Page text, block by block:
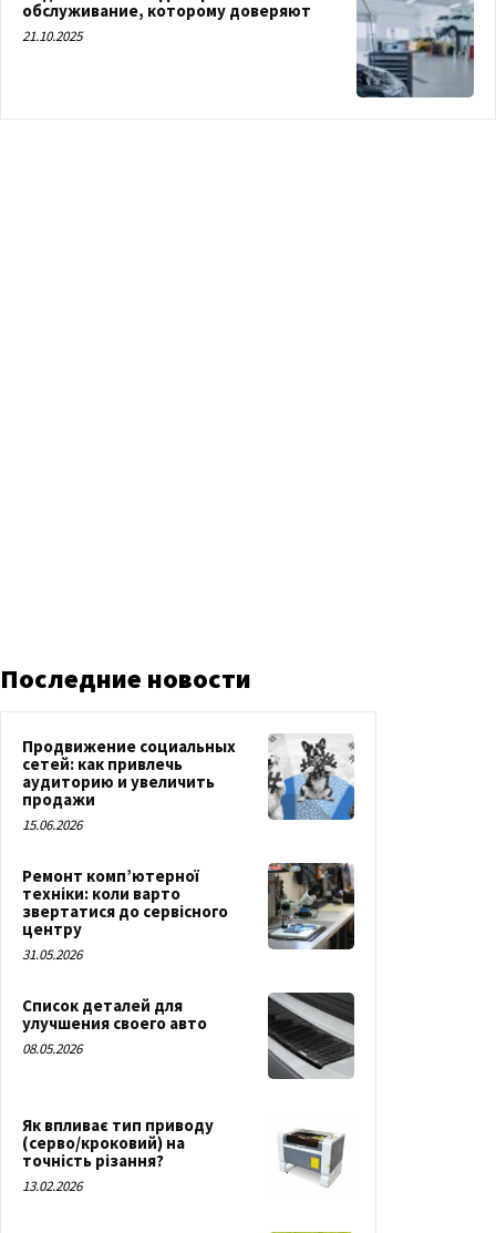
обслуживание, которому доверяют
21.10.2025
Последние новости
Продвижение социальных
сетей: как привлечь
аудиторию и увеличить
продажи
15.06.2026
Ремонт комп’ютерної
техніки: коли варто
звертатися до сервісного
центру
31.05.2026
Список деталей для
улучшения своего авто
08.05.2026
Як впливає тип приводу
(серво/кроковий) на
точність різання?
13.02.2026